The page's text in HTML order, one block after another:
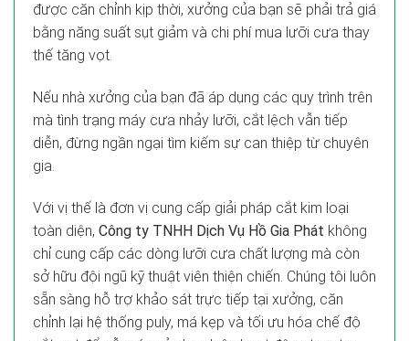
được căn chỉnh kịp thời, xưởng của bạn sẽ phải trả giá
bằng năng suất sụt giảm và chi phí mua lưỡi cưa thay
thế tăng vọt.
Nếu nhà xưởng của bạn đã áp dụng các quy trình trên
mà tình trạng máy cưa nhảy lưỡi, cắt lệch vẫn tiếp
diễn, đừng ngần ngại tìm kiếm sự can thiệp từ chuyên
gia.
Với vị thế là đơn vị cung cấp giải pháp cắt kim loại
toàn diện, Công ty TNHH Dịch Vụ Hồ Gia Phát không
chỉ cung cấp các dòng lưỡi cưa chất lượng mà còn
sở hữu đội ngũ kỹ thuật viên thiện chiến. Chúng tôi luôn
sẵn sàng hỗ trợ khảo sát trực tiếp tại xưởng, căn
chỉnh lại hệ thống puly, má kẹp và tối ưu hóa chế độ